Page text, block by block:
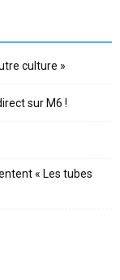
culture »
sur M6 !
« Les tubes